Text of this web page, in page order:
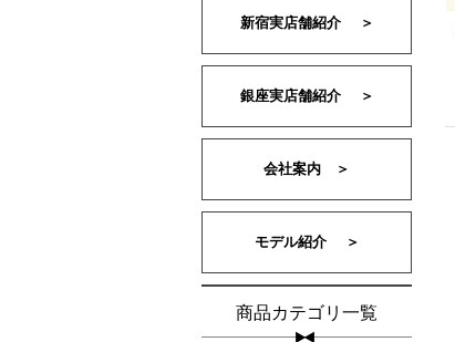
新宿実店舗紹介 ＞
銀座実店舗紹介 ＞
会社案内 ＞
モデル紹介 ＞
商品カテゴリ一覧